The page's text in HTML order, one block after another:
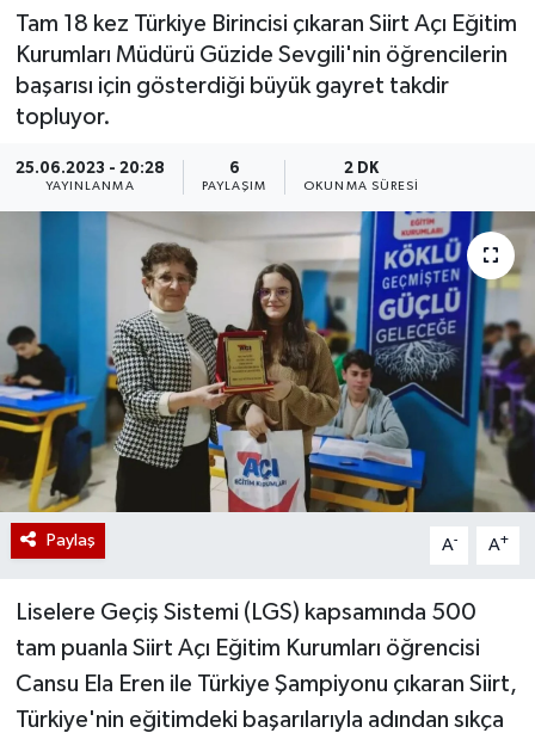
Tam 18 kez Türkiye Birincisi çıkaran Siirt Açı Eğitim
Kurumları Müdürü Güzide Sevgili'nin öğrencilerin
başarısı için gösterdiği büyük gayret takdir
topluyor.
25.06.2023 - 20:28
YAYINLANMA
6
PAYLAŞIM
2 DK
OKUNMA SÜRESI
Paylaş A- A+
Liselere Geçiş Sistemi (LGS) kapsamında 500
tam puanla Siirt Açı Eğitim Kurumları öğrencisi
Cansu Ela Eren ile Türkiye Şampiyonu çıkaran Siirt,
Türkiye'nin eğitimdeki başarılarıyla adından sıkça
SAĞLIK-YAŞAM
Haber Arşivi